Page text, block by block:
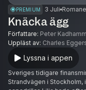
PREMIUM 3 Juli
Knäcka ägg
Författare: Peter
Uppläst av: Charles
Lyssna i appen
Sveriges tidigare
Strandvägen i